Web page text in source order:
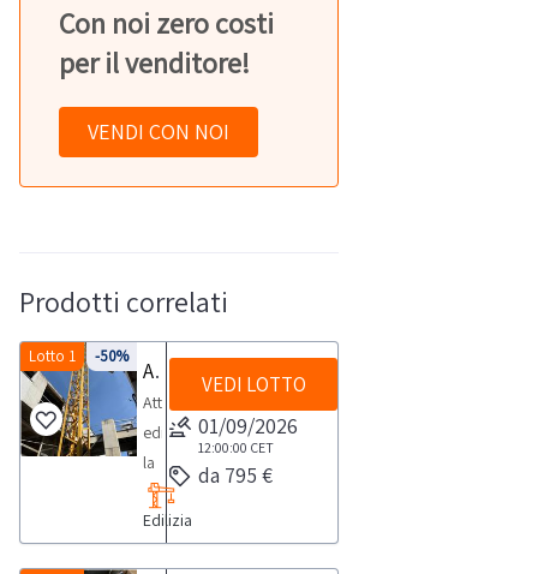
Con noi zero costi
per il venditore!
VENDI CON NOI
Prodotti correlati
-50%
Lotto 1
Attrezzatura edile
Attrezzatura
edile,
la
vendita
comprende:-
Edilizia
VEDI LOTTO
01/09/2026
12:00:00 CET
da 795 €